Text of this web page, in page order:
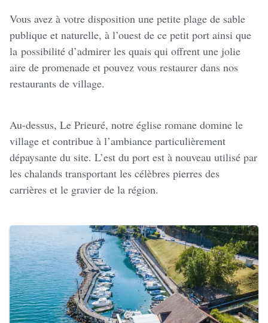
Vous avez à votre disposition une petite plage de sable
publique et naturelle, à l’ouest de ce petit port ainsi que
la possibilité d’admirer les quais qui offrent une jolie
aire de promenade et pouvez vous restaurer dans nos
restaurants de village.
Au-dessus, Le Prieuré, notre église romane domine le
village et contribue à l’ambiance particulièrement
dépaysante du site. L’est du port est à nouveau utilisé par
les chalands transportant les célèbres pierres des
carrières et le gravier de la région.